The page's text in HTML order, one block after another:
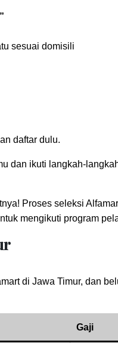
sesuai domisili
daftar dulu.
dan ikuti langkah-
Proses seleksi
mengikuti program
di Jawa Timur, dan
Gaji